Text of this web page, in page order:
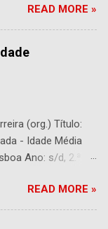
READ MORE »
(org.) Título:
- Idade Média
Ano: s/d, 2.ª
Usado.
READ MORE »